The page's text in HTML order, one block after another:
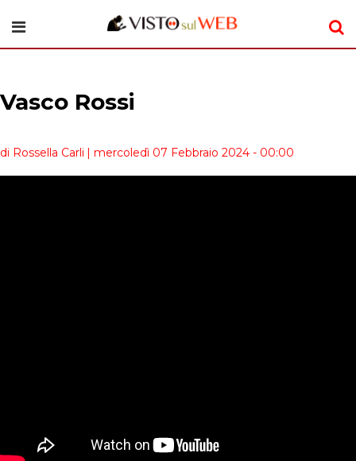
Vasco Rossi
di Rossella Carli | mercoledì 07 Febbraio 2024 - 00:00